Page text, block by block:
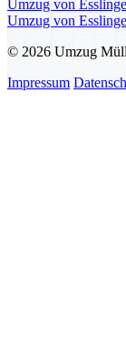
Umzug von
Umzug von
© 2026 Umzug
Impressum